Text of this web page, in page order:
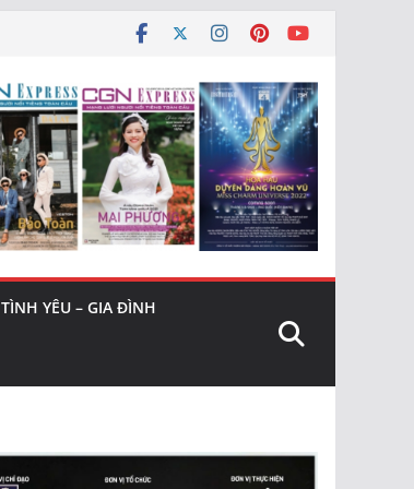
TÌNH YÊU – GIA ĐÌNH